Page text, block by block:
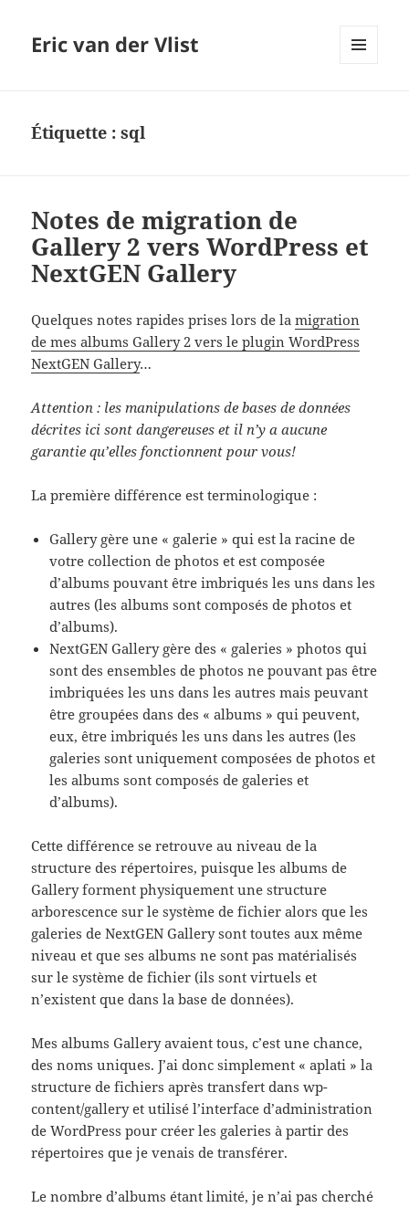
Eric van der Vlist
Étiquette :sql
Notes de migration de
Gallery 2 vers WordPress et
NextGEN Gallery
Quelques notes rapides prises lors de lamigration
de mes albums Gallery 2 vers le plugin WordPress
NextGEN Gallery…
Attention : les manipulations de bases de données
décrites ici sont dangereuses et il n’y a aucune
garantie qu’elles fonctionnent pour vous!
La première différence est terminologique :
Gallery gère une « galerie » qui est la racine de
votre collection de photos et est composée
d’albums pouvant être imbriqués les uns dans les
autres (les albums sont composés de photos et
d’albums).
NextGEN Gallery gère des « galeries » photos qui
sont des ensembles de photos ne pouvant pas être
imbriquées les uns dans les autres mais peuvant
être groupées dans des « albums » qui peuvent,
eux, être imbriqués les uns dans les autres (les
galeries sont uniquement composées de photos et
les albums sont composés de galeries et
d’albums).
Cette différence se retrouve au niveau de la
structure des répertoires, puisque les albums de
Gallery forment physiquement une structure
arborescence sur le système de fichier alors que les
galeries de NextGEN Gallery sont toutes aux même
niveau et que ses albums ne sont pas matérialisés
sur le système de fichier (ils sont virtuels et
n’existent que dans la base de données).
Mes albums Gallery avaient tous, c’est une chance,
des noms uniques. J’ai donc simplement « aplati » la
structure de fichiers après transfert dans wp-
content/gallery et utilisé l’interface d’administration
de WordPress pour créer les galeries à partir des
répertoires que je venais de transférer.
Le nombre d’albums étant limité, je n’ai pas cherché